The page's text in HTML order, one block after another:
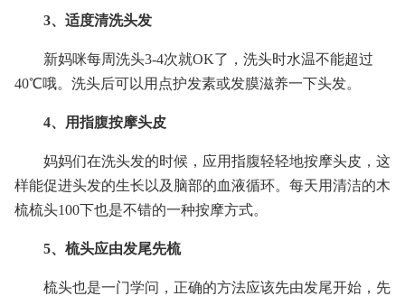
3、适度清洗头发
新妈咪每周洗头3-4次就OK了，洗头时水温不能超过
40℃哦。洗头后可以用点护发素或发膜滋养一下头发。
4、用指腹按摩头皮
妈妈们在洗头发的时候，应用指腹轻轻地按摩头皮，这
样能促进头发的生长以及脑部的血液循环。每天用清洁的木
梳梳头100下也是不错的一种按摩方式。
5、梳头应由发尾先梳
梳头也是一门学问，正确的方法应该先由发尾开始，先